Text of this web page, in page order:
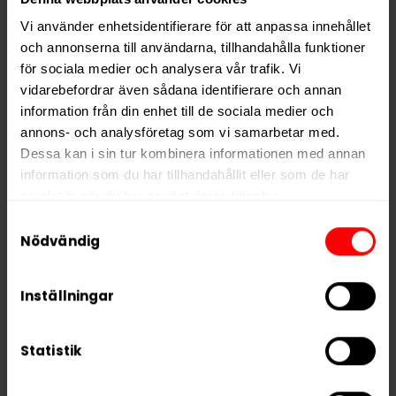
Vi använder enhetsidentifierare för att anpassa innehållet
och annonserna till användarna, tillhandahålla funktioner
för sociala medier och analysera vår trafik. Vi
vidarebefordrar även sådana identifierare och annan
information från din enhet till de sociala medier och
annons- och analysföretag som vi samarbetar med.
Dessa kan i sin tur kombinera informationen med annan
information som du har tillhandahållit eller som de har
We work with
who may receive and
Nödvändig
Inställningar
Statistik
Format
Slim
Styrka
Extra Stark
Nikotin per gram
15,7 mg/g
Nikotin per portion
11,0 mg
Nikotin per dosa
231 mg
Vikt per portion
Tillverkare